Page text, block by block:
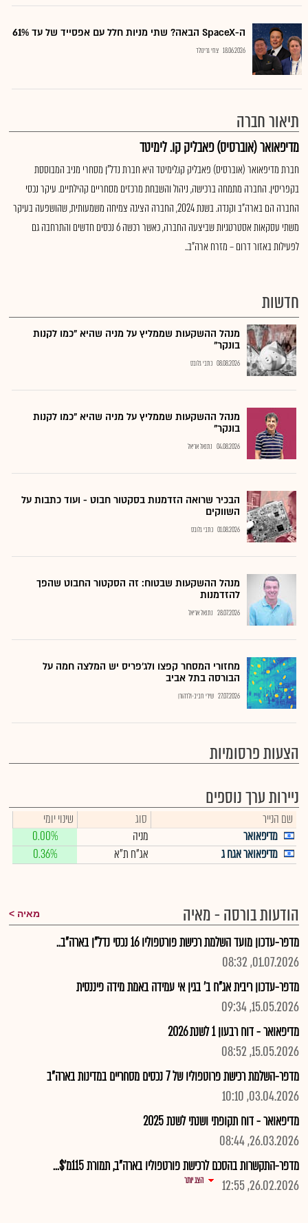
ה-SpaceX הבאה? שתי מניות חלל עם אפסייד של עד 61%
18.06.2026 צחי גרינולד
תיאור חברה
מדיפאואר (אוברסיס) פאבליק קו. לימיטד
חברת מדיפאואר (אוברסיס) פאבליק קו.לימיטד היא חברת נדל"ן מסחרי מניב המבוססת
בקפריסין. החברה מתמחה ברכישה, ניהול והשבחת מרכזים מסחריים קהילתיים. עיקר נכסי
החברה הם בארה"ב וקנדה. בשנת 2024, החברה הציגה צמיחה משמעותית, שהושפעה בעיקר
משתי עסקאות אסטרטגיות שביצעה החברה, כאשר רכשה 6 נכסים חדשים והתרחבה גם
לפעילות באזור דרום – מזרח ארה"ב..
חדשות
מנהל ההשקעות שממליץ על מניה שהיא "כמו לקנות
בונקר"
08.08.2026 כתבי גלובס
מנהל ההשקעות שממליץ על מניה שהיא "כמו לקנות
בונקר"
04.08.2026 נתנאל אריאל
הבכיר שרואה הזדמנות בסקטור חבוט - ועוד כתבות על
השווקים
01.08.2026 כתבי גלובס
מנהל ההשקעות שבטוח: זה הסקטור החבוט שהפך
להזדמנות
28.07.2026 נתנאל אריאל
מחזורי המסחר קפצו ולג'פריס יש המלצה חמה על
הבורסה בתל אביב
27.07.2026 שירי חביב-ולדהורן
הצעות פרסומיות
ניירות ערך נוספים
שם הנייר סוג
שינוי יומי
מדיפאואר
מניה
0.00%
מדיפאואר אגח ג
אג"ח ת"א 0.36%
הודעות בורסה - מאיה מאיה
מדפר-עדכון מועד השלמת רכישת פורטפוליו 16 נכסי נדל"ן בארה"ב..
01.07.2026, 08:32
מדפר-עדכון ריבית אג"ח ב' בגין אי עמידה באמת מידה פיננסית
15.05.2026, 09:34
מדיפאואר - דוח רבעון 1 לשנת 2026
15.05.2026, 08:52
מדפר-השלמת רכישת פרוטפוליו של 7 נכסים מסחריים במדינות בארה"ב
03.04.2026, 10:10
מדיפאואר - דוח תקופתי ושנתי לשנת 2025
26.03.2026, 08:44
מדפר-התקשרות בהסכם לרכישת פורטפוליו בארה"ב, תמורת 115מ'$...
26.02.2026, 12:55
הצג יותר